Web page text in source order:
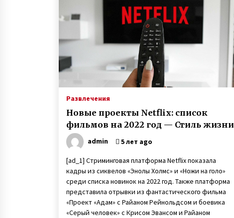
Развлечения
Новые проекты Netflix: список
фильмов на 2022 год — Стиль жизни
admin 5 лет ago
[ad_1] Стриминговая платформа Netflix показала
кадры из сиквелов «Энолы Холмс» и «Ножи на голо»
среди списка новинок на 2022 год. Также платформа
представила отрывки из фантастического фильма
«Проект «Адам» с Райаном Рейнольдсом и боевика
«Серый человек» с Крисом Эвансом и Райаном